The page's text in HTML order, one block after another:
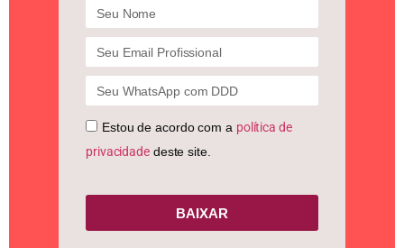
Estou de acordo com a política de
privacidadedeste site.
BAIXAR